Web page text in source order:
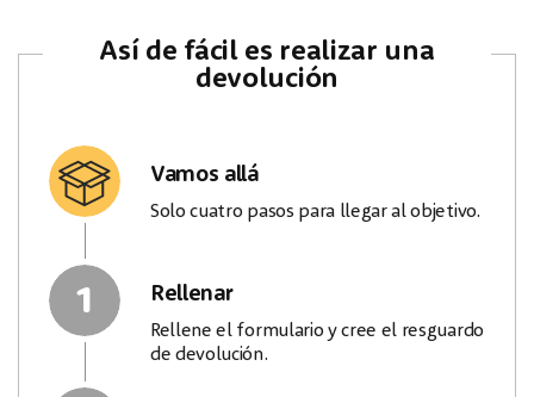
Así de fácil es realizar una
devolución
Vamos allá
Solo cuatro pasos para llegar al objetivo.
1 Rellenar
Rellene el formulario y cree el resguardo
de devolución.